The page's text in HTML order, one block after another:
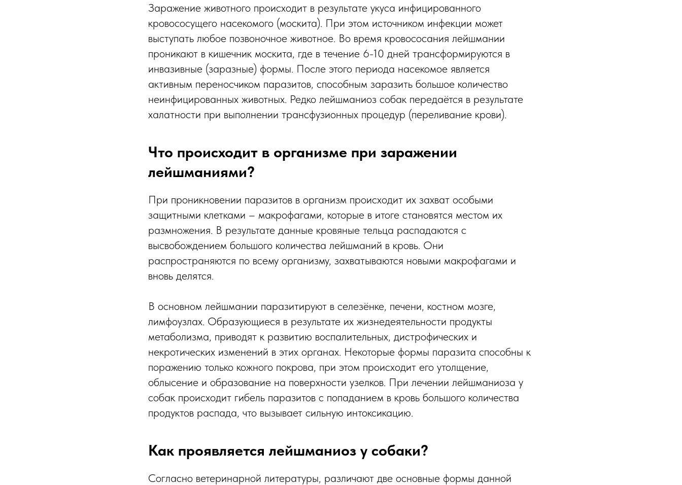
Заражение животного происходит в результате укуса инфицированного
кровососущего насекомого (москита). При этом источником инфекции может
выступать любое позвоночное животное. Во время кровососания лейшмании
проникают в кишечник москита, где в течение 6-10 дней трансформируются в
инвазивные (заразные) формы. После этого периода насекомое является
активным переносчиком паразитов, способным заразить большое количество
неинфицированных животных. Редко лейшманиоз собак передаётся в результате
халатности при выполнении трансфузионных процедур (переливание крови).
Что происходит в организме при заражении
лейшманиями?
При проникновении паразитов в организм происходит их захват особыми
защитными клетками – макрофагами, которые в итоге становятся местом их
размножения. В результате данные кровяные тельца распадаются с
высвобождением большого количества лейшманий в кровь. Они
распространяются по всему организму, захватываются новыми макрофагами и
вновь делятся.
В основном лейшмании паразитируют в селезёнке, печени, костном мозге,
лимфоузлах. Образующиеся в результате их жизнедеятельности продукты
метаболизма, приводят к развитию воспалительных, дистрофических и
некротических изменений в этих органах. Некоторые формы паразита способны к
поражению только кожного покрова, при этом происходит его утолщение,
облысение и образование на поверхности узелков. При лечении лейшманиоза у
собак происходит гибель паразитов с попаданием в кровь большого количества
продуктов распада, что вызывает сильную интоксикацию.
Как проявляется лейшманиоз у собаки?
Согласно ветеринарной литературы, различают две основные формы данной